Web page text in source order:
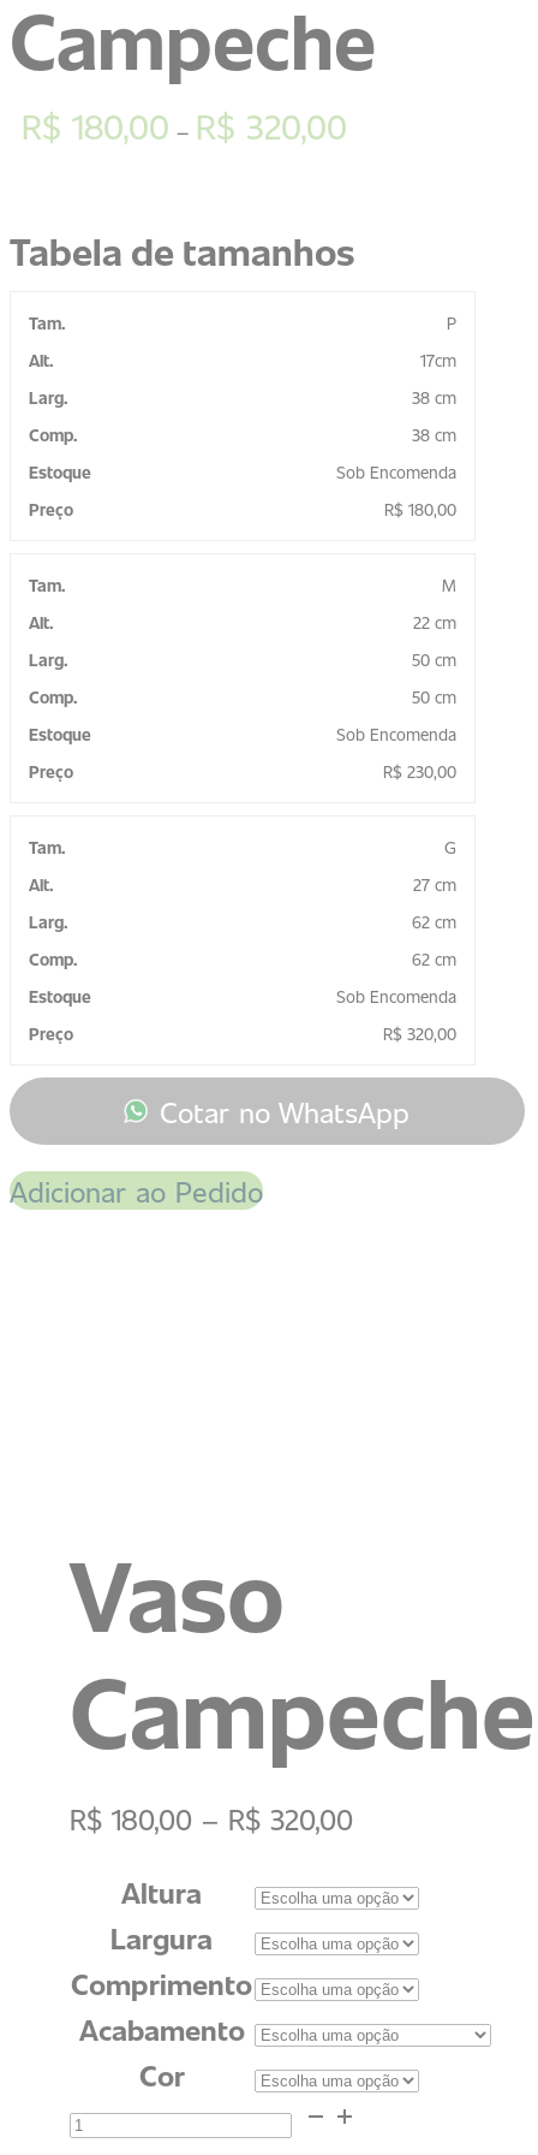
Campeche
R$ 180,00 – R$ 320,00
Tabela de tamanhos
P
17cm
38 cm
38 cm
Sob Encomenda
R$ 180,00
M
22 cm
50 cm
50 cm
Sob Encomenda
R$ 230,00
G
27 cm
62 cm
62 cm
Sob Encomenda
R$ 320,00
Cotar no WhatsApp
Adicionar ao Pedido
Vaso
Campeche
R$ 180,00 – R$ 320,00
Altura
Largura
Comprimento
Acabamento
Cor
Vaso